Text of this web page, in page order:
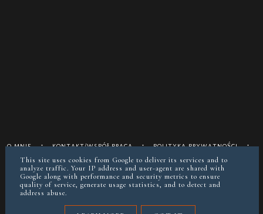
O MNIE KONTAKT/WSPÓŁPRACA
POLITYKA PRYWATNOŚCI
POSTAW MI KAWĘ JEŚLI CHCESZ
instagram @keto__reva
This site uses cookies from Google to deliver its services and to
analyze traffic. Your IP address and user-agent are shared with
Google along with performance and security metrics to ensure
quality of service, generate usage statistics, and to detect and
address abuse.